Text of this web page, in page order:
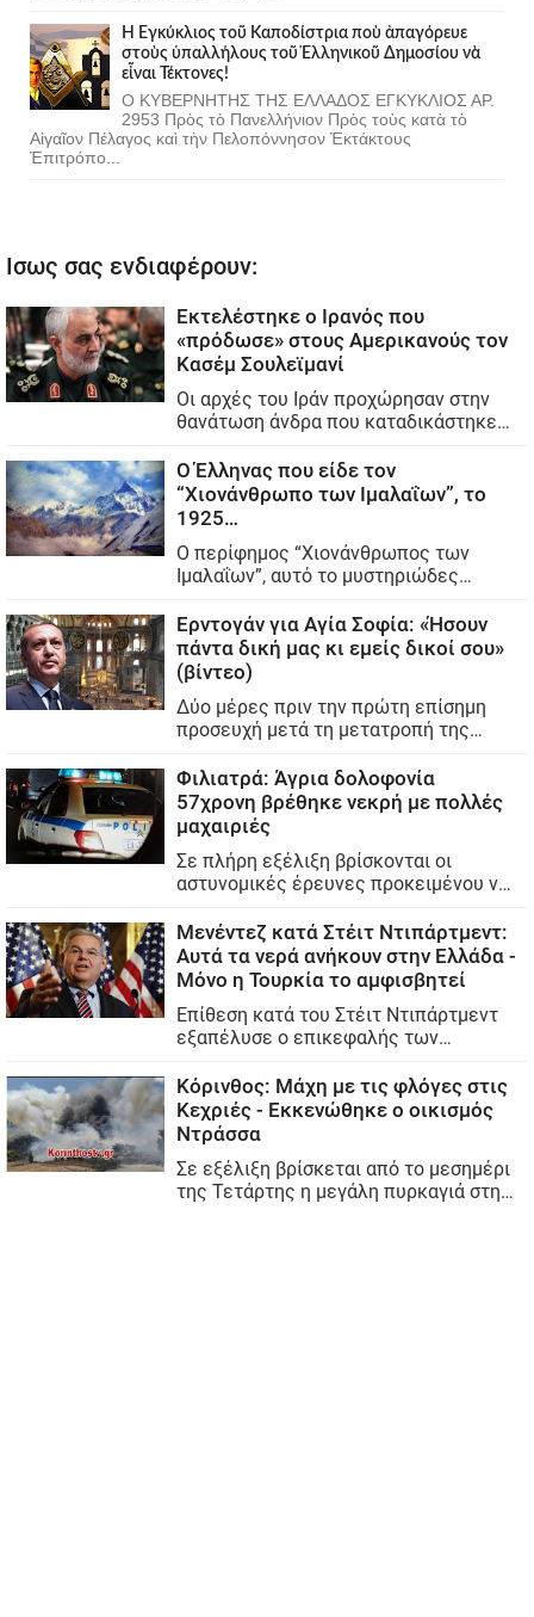
Ἡ Ἐγκύκλιος τοῦ Καποδίστρια ποὺ ἀπαγόρευε
στοὺς ὑπαλλήλους τοῦ Ἑλληνικοῦ Δημοσίου νὰ
εἶναι Τέκτονες!
Ο ΚΥΒΕΡΝΗΤΗΣ ΤΗΣ ΕΛΛΑΔΟΣ ΕΓΚΥΚΛΙΟΣ ΑΡ.
2953 Πρὸς τὸ Πανελλήνιον Πρὸς τοὺς κατὰ τὸ
Αἰγαῖον Πέλαγος καὶ τὴν Πελοπόννησον Ἐκτάκτους
Ἐπιτρόπο...